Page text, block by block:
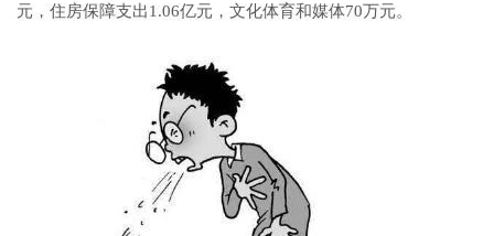
元，住房保障支出1.06亿元，文化体育和媒体70万元。